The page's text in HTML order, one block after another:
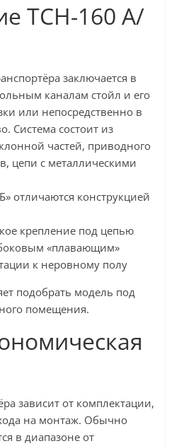
ТСН-160 А/
заключается в
каналам стойл и его
или непосредственно в
Система состоит из
частей, приводного
цепи с металлическими
отличаются конструкцией
крепление под цепью
«плавающим»
к неровному полу
подобрать модель под
помещения.
зависит от комплектации,
на монтаж. Обычно
в диапазоне от